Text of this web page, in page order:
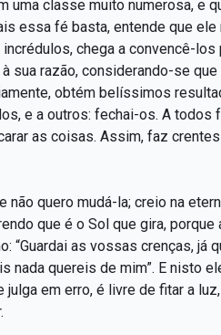
uma classe muito numerosa, e
essa fé basta, entende que
chega a convencê-
sua razão, considerando-se
obtém belíssimos
e a outros: fechai-os. A
as coisas. Assim, faz
não quero mudá-la; creio na
que é o Sol que gira,
“Guardai as vossas crenças, já
nada quereis de mim”. E nisto
em erro, é livre de fitar a